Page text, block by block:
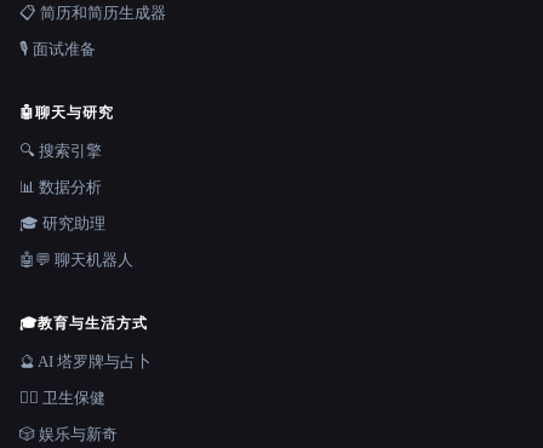
📋 简历和简历生成器
🎙️ 面试准备
🤖聊天与研究
🔍 搜索引擎
📊 数据分析
🎓 研究助理
🤖💬 聊天机器人
🎓教育与生活方式
🔮 AI 塔罗牌与占卜
👩‍⚕️ 卫生保健
🎲 娱乐与新奇